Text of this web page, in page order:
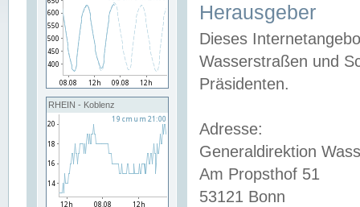
RHEIN - Koblenz
Herausgeber
Dieses
Wasserstraßen und
Präsidenten.
Adresse:
Generaldirektion
Am Propsthof 51
53121 Bonn